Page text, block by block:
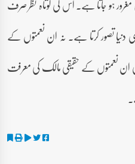
تصور کرتا ہے۔ نہ ان نعمتوں کے
ان نعمتوں کے حقیقی مالک کی معرفت